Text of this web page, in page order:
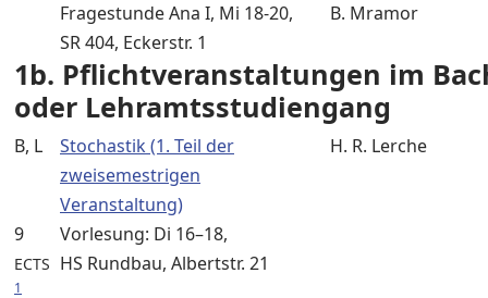
Fragestunde Ana I, Mi 18-20,
SR 404, Eckerstr. 1
B. Mramor
1b. Pflichtveranstaltungen im
oder Lehramtsstudiengang
B, L
Stochastik (1. Teil der
zweisemestrigen
Veranstaltung)
H. R. Lerche
9
ECTS
1
Vorlesung: Di 16–18,
HS Rundbau, Albertstr. 21